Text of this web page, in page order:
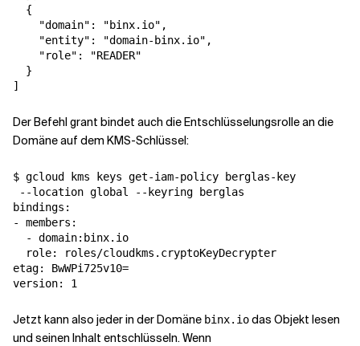
  {
    "domain": "binx.io",
    "entity": "domain-binx.io",
    "role": "READER"
  }
Der Befehl grant bindet auch die Entschlüsselungsrolle an die
Domäne auf dem KMS-Schlüssel:
$ gcloud kms keys get-iam-policy berglas-key
--location global --keyring berglas
bindings:
- members:
  - domain:binx.io
  role: roles/cloudkms.cryptoKeyDecrypter
etag: BwWPi725v10=
Jetzt kann also jeder in der Domäne binx.iodas Objekt lesen
und seinen Inhalt entschlüsseln. Wenn